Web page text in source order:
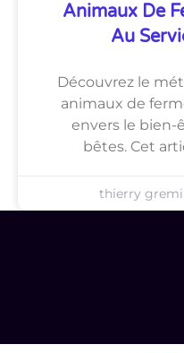
Animaux De
Au
Découvrez le
animaux de
envers le bien-
bêtes. Cet
thierry